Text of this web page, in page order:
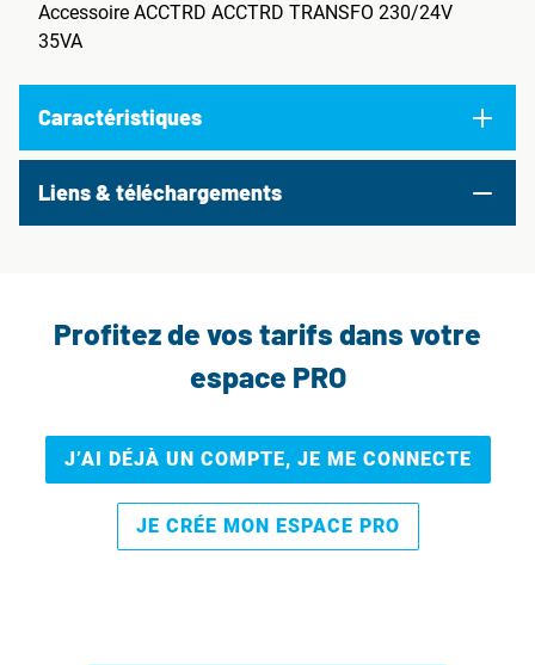
Accessoire ACCTRD ACCTRD TRANSFO 230/24V
35VA
Caractéristiques
Liens & téléchargements
Profitez de vos tarifs dans votre
espace PRO
J’AI DÉJÀ UN COMPTE, JE ME CONNECTE
JE CRÉE MON ESPACE PRO